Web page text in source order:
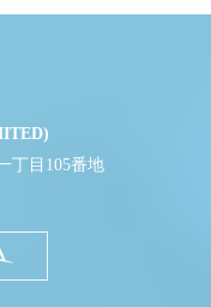
丁目105番地